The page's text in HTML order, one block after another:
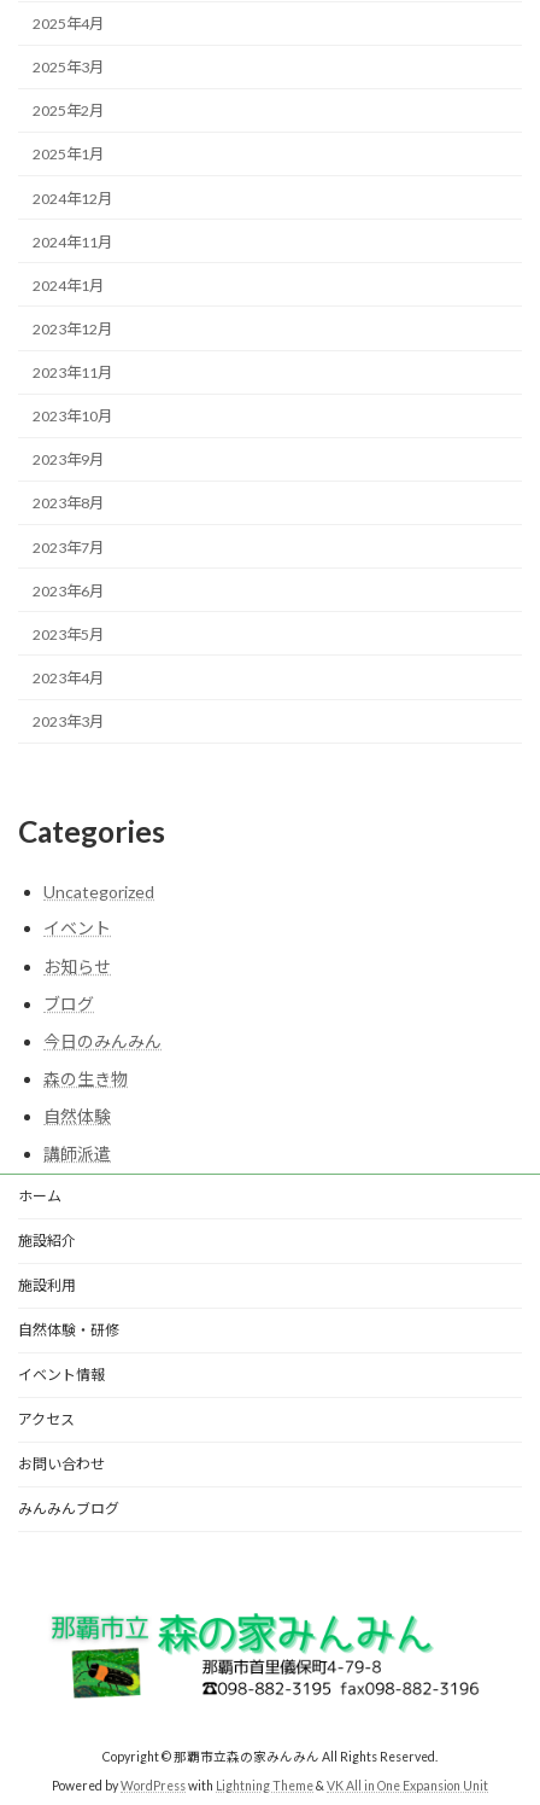
2025年4月
2025年3月
2025年2月
2025年1月
2024年12月
2024年11月
2024年1月
2023年12月
2023年11月
2023年10月
2023年9月
2023年8月
2023年7月
2023年6月
2023年5月
2023年4月
2023年3月
Categories
Uncategorized
イベント
お知らせ
ブログ
今日のみんみん
森の生き物
自然体験
講師派遣
ホーム
施設紹介
施設利用
自然体験・研修
イベント情報
アクセス
お問い合わせ
みんみんブログ
Copyright © 那覇市立森の家みんみん All Rights Reserved.
Powered byWordPresswith Lightning Theme&VK All in One Expansion Unit